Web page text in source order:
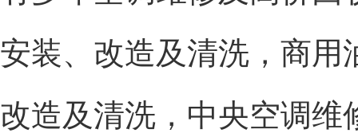
安装、改造及清洗，商用
改造及清洗，中央空调维